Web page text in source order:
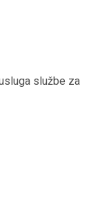
službe za